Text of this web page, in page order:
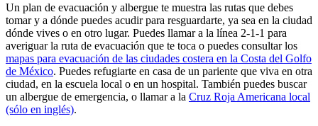
Un plan de evacuación y albergue te muestra las rutas que debes
tomar y a dónde puedes acudir para resguardarte, ya sea en la ciudad
dónde vives o en otro lugar. Puedes llamar a la línea 2-1-1 para
averiguar la ruta de evacuación que te toca o puedes consultar los
mapas para evacuación de las ciudades costera en la Costa del Golfo
de México. Puedes refugiarte en casa de un pariente que viva en otra
ciudad, en la escuela local o en un hospital. También puedes buscar
un albergue de emergencia, o llamar a la Cruz Roja Americana local
(sólo en inglés).